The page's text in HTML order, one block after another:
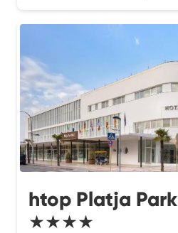
htop Platja Park
★★★★